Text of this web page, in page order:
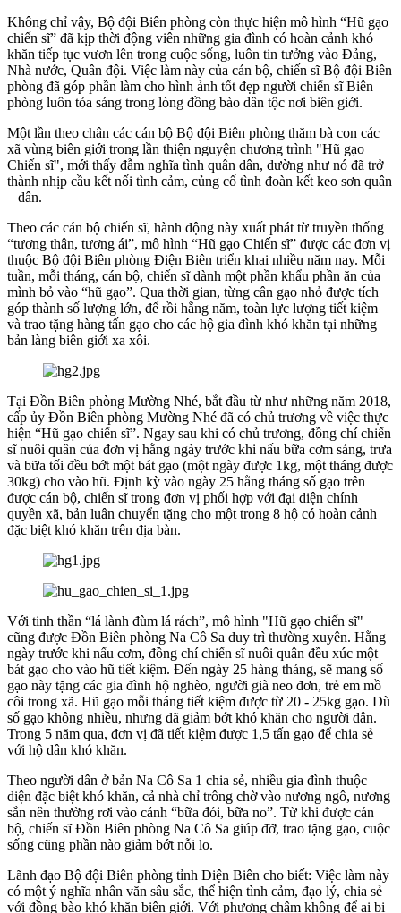
Không chỉ vậy, Bộ đội Biên phòng còn thực hiện mô hình “Hũ gạo
chiến sĩ” đã kịp thời động viên những gia đình có hoàn cảnh khó
khăn tiếp tục vươn lên trong cuộc sống, luôn tin tưởng vào Đảng,
Nhà nước, Quân đội. Việc làm này của cán bộ, chiến sĩ Bộ đội Biên
phòng đã góp phần làm cho hình ảnh tốt đẹp người chiến sĩ Biên
phòng luôn tỏa sáng trong lòng đồng bào dân tộc nơi biên giới.
Một lần theo chân các cán bộ Bộ đội Biên phòng thăm bà con các
xã vùng biên giới trong lần thiện nguyện chương trình "Hũ gạo
Chiến sĩ", mới thấy đẫm nghĩa tình quân dân, dường như nó đã trở
thành nhịp cầu kết nối tình cảm, củng cố tình đoàn kết keo sơn quân
– dân.
Theo các cán bộ chiến sĩ, hành động này xuất phát từ truyền thống
“tương thân, tương ái”, mô hình “Hũ gạo Chiến sĩ” được các đơn vị
thuộc Bộ đội Biên phòng Điện Biên triển khai nhiều năm nay. Mỗi
tuần, mỗi tháng, cán bộ, chiến sĩ dành một phần khẩu phần ăn của
mình bỏ vào “hũ gạo”. Qua thời gian, từng cân gạo nhỏ được tích
góp thành số lượng lớn, để rồi hằng năm, toàn lực lượng tiết kiệm
và trao tặng hàng tấn gạo cho các hộ gia đình khó khăn tại những
bản làng biên giới xa xôi.
Tại Đồn Biên phòng Mường Nhé, bắt đầu từ như những năm 2018,
cấp ủy Đồn Biên phòng Mường Nhé đã có chủ trương về việc thực
hiện “Hũ gạo chiến sĩ”. Ngay sau khi có chủ trương, đồng chí chiến
sĩ nuôi quân của đơn vị hằng ngày trước khi nấu bữa cơm sáng, trưa
và bữa tối đều bớt một bát gạo (một ngày được 1kg, một tháng được
30kg) cho vào hũ. Định kỳ vào ngày 25 hằng tháng số gạo trên
được cán bộ, chiến sĩ trong đơn vị phối hợp với đại diện chính
quyền xã, bản luân chuyển tặng cho một trong 8 hộ có hoàn cảnh
đặc biệt khó khăn trên địa bàn.
Với tinh thần “lá lành đùm lá rách”, mô hình "Hũ gạo chiến sĩ"
cũng được Đồn Biên phòng Na Cô Sa duy trì thường xuyên. Hằng
ngày trước khi nấu cơm, đồng chí chiến sĩ nuôi quân đều xúc một
bát gạo cho vào hũ tiết kiệm. Đến ngày 25 hàng tháng, sẽ mang số
gạo này tặng các gia đình hộ nghèo, người già neo đơn, trẻ em mồ
côi trong xã. Hũ gạo mỗi tháng tiết kiệm được từ 20 - 25kg gạo. Dù
số gạo không nhiều, nhưng đã giảm bớt khó khăn cho người dân.
Trong 5 năm qua, đơn vị đã tiết kiệm được 1,5 tấn gạo để chia sẻ
với hộ dân khó khăn.
Theo người dân ở bản Na Cô Sa 1 chia sẻ, nhiều gia đình thuộc
diện đặc biệt khó khăn, cả nhà chỉ trông chờ vào nương ngô, nương
sắn nên thường rơi vào cảnh “bữa đói, bữa no”. Từ khi được cán
bộ, chiến sĩ Đồn Biên phòng Na Cô Sa giúp đỡ, trao tặng gạo, cuộc
sống cũng phần nào giảm bớt nỗi lo.
Lãnh đạo Bộ đội Biên phòng tỉnh Điện Biên cho biết: Việc làm này
có một ý nghĩa nhân văn sâu sắc, thể hiện tình cảm, đạo lý, chia sẻ
với đồng bào khó khăn biên giới. Với phương châm không để ai bị